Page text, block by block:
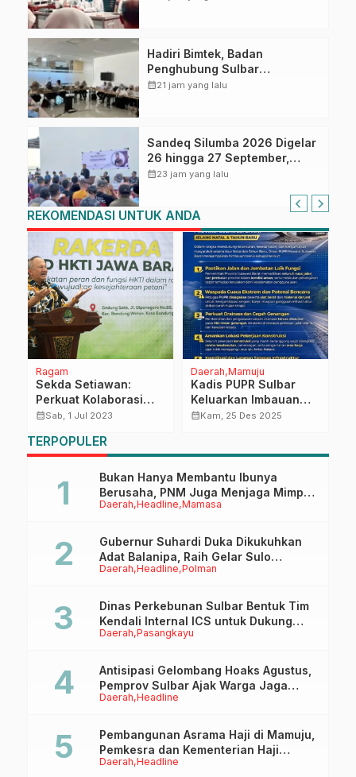
Hadiri Bimtek, Badan
Penghubung Sulbar
Tingkatkan Kompetensi ASN
calendar_month21 jam yang lalu
Sandeq Silumba 2026 Digelar
26 hingga 27 September,
Rangkaian HUT Sulbar
calendar_month23 jam yang lalu
REKOMENDASI UNTUK ANDA
Ragam
Sekda Setiawan:
Perkuat Kolaborasi
dan Sinergi
Pertanian Jawa Barat
calendar_monthSab, 1 Jul 2023
Daerah Mamuju
Kadis PUPR Sulbar
Keluarkan Imbauan
Teknis Infrastruktur
calendar_monthKam, 25 Des 2025
TERPOPULER
Daerah Headline Mamasa
Bukan Hanya Membantu Ibunya
Berusaha, PNM Juga Menjaga Mimpi
Anaknya Untuk Menggapai Cita-Cita
Daerah Headline Polman
Gubernur Suhardi Duka Dikukuhkan
Adat Balanipa, Raih Gelar Sulo
Tappidena
Daerah Pasangkayu
Dinas Perkebunan Sulbar Bentuk Tim
Kendali Internal ICS untuk Dukung
Sertifikasi ISPO Pekebun di
Daerah Headline
Antisipasi Gelombang Hoaks Agustus,
Pemprov Sulbar Ajak Warga Jaga
Ruang Digital
Daerah Headline
Pembangunan Asrama Haji di Mamuju,
Pemkesra dan Kementerian Haji
Sulbar Tinjau Lokasi